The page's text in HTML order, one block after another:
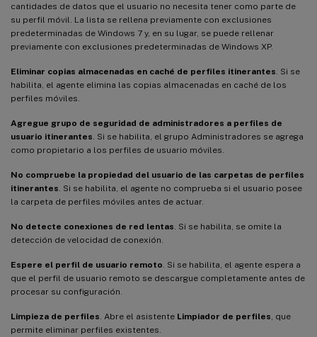
cantidades de datos que el usuario no necesita tener como parte de
su perfil móvil. La lista se rellena previamente con exclusiones
predeterminadas de Windows 7 y, en su lugar, se puede rellenar
previamente con exclusiones predeterminadas de Windows XP.
Eliminar copias almacenadas en caché de perfiles itinerantes . Si se
habilita, el agente elimina las copias almacenadas en caché de los
perfiles móviles.
Agregue grupo de seguridad de administradores a perfiles de
usuario itinerantes . Si se habilita, el grupo Administradores se agrega
como propietario a los perfiles de usuario móviles.
No compruebe la propiedad del usuario de las carpetas de perfiles
itinerantes . Si se habilita, el agente no comprueba si el usuario posee
la carpeta de perfiles móviles antes de actuar.
No detecte conexiones de red lentas . Si se habilita, se omite la
detección de velocidad de conexión.
Espere el perfil de usuario remoto . Si se habilita, el agente espera a
que el perfil de usuario remoto se descargue completamente antes de
procesar su configuración.
Limpieza de perfiles . Abre el asistente Limpiador de perfiles , que
permite eliminar perfiles existentes.